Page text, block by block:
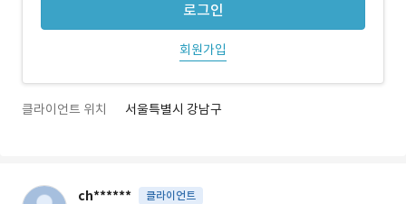
로그인
회원가입
클라이언트 위치 서울특별시 강남구
ch****** 클라이언트